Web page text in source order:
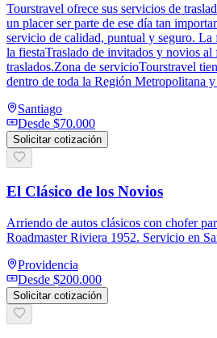
Tourstravel ofrece sus servicios de
un placer ser parte de ese día tan
servicio de calidad, puntual y seguro.
la fiestaTraslado de invitados y novios
traslados.Zona de servicioTourstravel
dentro de toda la Región Metropolitana
Santiago
Desde $70.000
Solicitar cotización
El Clásico de los Novios
Arriendo de autos clásicos con chofer
Roadmaster Riviera 1952. Servicio en
Providencia
Desde $200.000
Solicitar cotización